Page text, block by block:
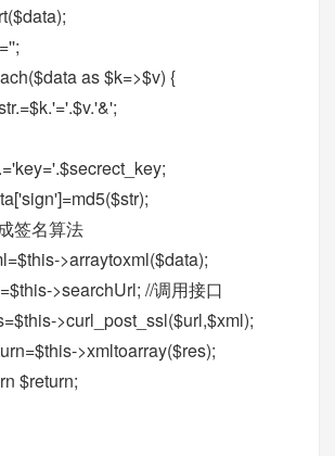
as $k=>$v) {
名算法
>arraytoxml($data);
>searchUrl; //调用接口
>curl_post_ssl($url,$xml);
>xmltoarray($res);
$return;